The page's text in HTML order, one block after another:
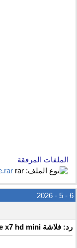
الملفات المرفقة
6 - 5 - 2026
رد: فلاشة active x7 hd miniواى فاى داخلى وريمود بلوتوث